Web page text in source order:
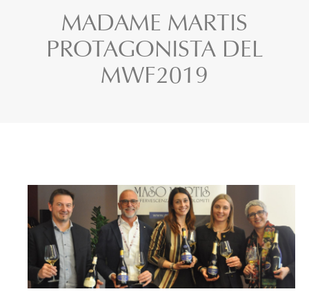
MADAME MARTIS
PROTAGONISTA DEL
MWF2019